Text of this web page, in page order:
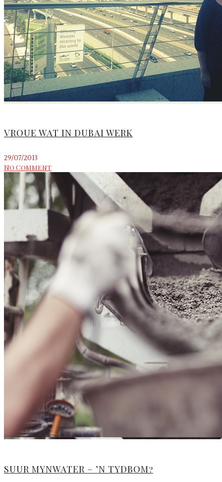
VROUE WAT IN DUBAI WERK
29/07/2013
No Comment
SUUR MYNWATER – ’N TYDBOM?